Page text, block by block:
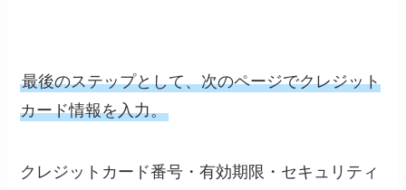
最後のステップとして、次のページでクレジット
カード情報を入力。
クレジットカード番号・有効期限・セキュリティ